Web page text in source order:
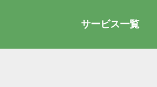
サービス一覧